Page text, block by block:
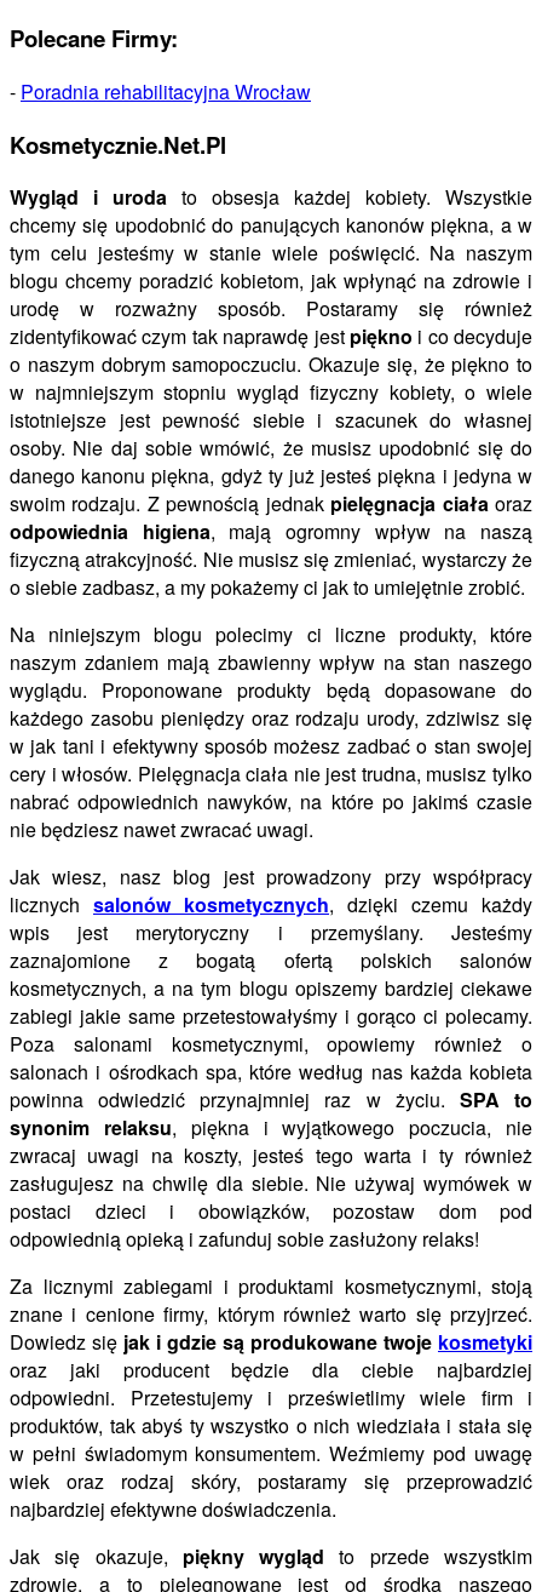
Polecane Firmy:
- Poradnia rehabilitacyjna Wrocław
Kosmetycznie.Net.Pl
Wygląd i uroda to obsesja każdej kobiety. Wszystkie
chcemy się upodobnić do panujących kanonów piękna, a w
tym celu jesteśmy w stanie wiele poświęcić. Na naszym
blogu chcemy poradzić kobietom, jak wpłynąć na zdrowie i
urodę w rozważny sposób. Postaramy się również
zidentyfikować czym tak naprawdę jest piękno i co decyduje
o naszym dobrym samopoczuciu. Okazuje się, że piękno to
w najmniejszym stopniu wygląd fizyczny kobiety, o wiele
istotniejsze jest pewność siebie i szacunek do własnej
osoby. Nie daj sobie wmówić, że musisz upodobnić się do
danego kanonu piękna, gdyż ty już jesteś piękna i jedyna w
swoim rodzaju. Z pewnością jednak pielęgnacja ciałaoraz
odpowiednia higiena, mają ogromny wpływ na naszą
fizyczną atrakcyjność. Nie musisz się zmieniać, wystarczy że
o siebie zadbasz, a my pokażemy ci jak to umiejętnie zrobić.
Na niniejszym blogu polecimy ci liczne produkty, które
naszym zdaniem mają zbawienny wpływ na stan naszego
wyglądu. Proponowane produkty będą dopasowane do
każdego zasobu pieniędzy oraz rodzaju urody, zdziwisz się
w jak tani i efektywny sposób możesz zadbać o stan swojej
cery i włosów. Pielęgnacja ciała nie jest trudna, musisz tylko
nabrać odpowiednich nawyków, na które po jakimś czasie
nie będziesz nawet zwracać uwagi.
Jak wiesz, nasz blog jest prowadzony przy współpracy
licznych salonów kosmetycznych, dzięki czemu każdy
wpis jest merytoryczny i przemyślany. Jesteśmy
zaznajomione z bogatą ofertą polskich salonów
kosmetycznych, a na tym blogu opiszemy bardziej ciekawe
zabiegi jakie same przetestowałyśmy i gorąco ci polecamy.
Poza salonami kosmetycznymi, opowiemy również o
salonach i ośrodkach spa, które według nas każda kobieta
powinna odwiedzić przynajmniej raz w życiu. SPA to
synonim relaksu, piękna i wyjątkowego poczucia, nie
zwracaj uwagi na koszty, jesteś tego warta i ty również
zasługujesz na chwilę dla siebie. Nie używaj wymówek w
postaci dzieci i obowiązków, pozostaw dom pod
odpowiednią opieką i zafunduj sobie zasłużony relaks!
Za licznymi zabiegami i produktami kosmetycznymi, stoją
znane i cenione firmy, którym również warto się przyjrzeć.
Dowiedz się jak i gdzie są produkowane twoje kosmetyki
oraz jaki producent będzie dla ciebie najbardziej
odpowiedni. Przetestujemy i prześwietlimy wiele firm i
produktów, tak abyś ty wszystko o nich wiedziała i stała się
w pełni świadomym konsumentem. Weźmiemy pod uwagę
wiek oraz rodzaj skóry, postaramy się przeprowadzić
najbardziej efektywne doświadczenia.
Jak się okazuje, piękny wygląd to przede wszystkim
zdrowie, a to pielęgnowane jest od środka naszego